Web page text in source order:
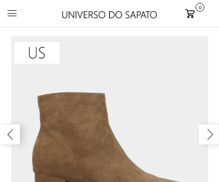
Carrinho
0